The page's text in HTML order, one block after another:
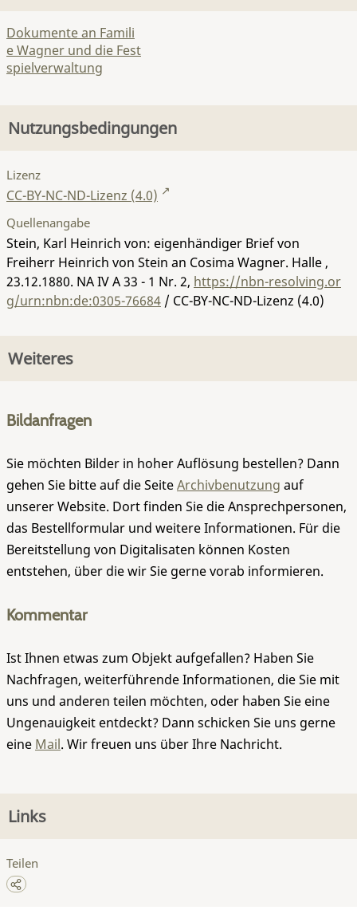
Dokumente an Famili
e Wagner und die Fest
spielverwaltung
Nutzungsbedingungen
Lizenz
CC-BY-NC-ND-Lizenz (4.0)
Quellenangabe
Stein, Karl Heinrich von: eigenhändiger Brief von
Freiherr Heinrich von Stein an Cosima Wagner. Halle ,
23.12.1880. NA IV A 33 - 1 Nr. 2, https://nbn-resolving.or
g/urn:nbn:de:0305-76684 / CC-BY-NC-ND-Lizenz (4.0)
Weiteres
Bildanfragen
Sie möchten Bilder in hoher Auflösung bestellen? Dann
gehen Sie bitte auf die SeiteArchivbenutzung auf
unserer Website. Dort finden Sie die Ansprechpersonen,
das Bestellformular und weitere Informationen. Für die
Bereitstellung von Digitalisaten können Kosten
entstehen, über die wir Sie gerne vorab informieren.
Kommentar
Ist Ihnen etwas zum Objekt aufgefallen? Haben Sie
Nachfragen, weiterführende Informationen, die Sie mit
uns und anderen teilen möchten, oder haben Sie eine
Ungenauigkeit entdeckt? Dann schicken Sie uns gerne
eine Mail. Wir freuen uns über Ihre Nachricht.
Links
Teilen